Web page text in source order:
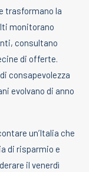
trasformano la
monitorano
consultano
di offerte.
consapevolezza
evolvano di anno
un’Italia che
di risparmio e
il venerdì